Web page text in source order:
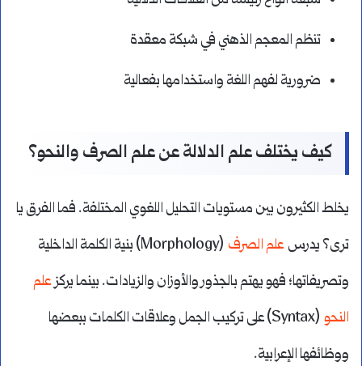
تنظم المعجم الذهني في شبكة معقدة
ضرورية لفهم اللغة واستخدامها بفعالية
كيف يختلف علم الدلالة عن علم الصرف والنحو؟
يخلط الكثيرون بين مستويات التحليل اللغوي المختلفة. فما الفرق يا
ترى؟ يدرس علم الصرف
(Morphology) بنية الكلمة الداخلية
وتصريفاتها؛ فهو يهتم بالجذور والأوزان والزيادات. بينما يركزعلم
النحو
(Syntax) على تركيب الجمل وعلاقات الكلمات ببعضها
ووظائفها الإعرابية.